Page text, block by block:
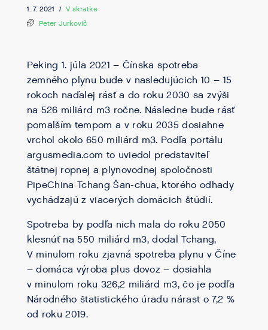
1. 7. 2021 / V skratke
Peter Jurkovič
Peking 1. júla 2021 – Čínska spotreba
zemného plynu bude v nasledujúcich 10 – 15
rokoch naďalej rásť a do roku 2030 sa zvýši
na 526 miliárd m3 ročne. Následne bude rásť
pomalším tempom a v roku 2035 dosiahne
vrchol okolo 650 miliárd m3. Podľa portálu
argusmedia.com to uviedol predstaviteľ
štátnej ropnej a plynovodnej spoločnosti
PipeChina Tchang Šan-chua, ktorého odhady
vychádzajú z viacerých domácich štúdií.
Spotreba by podľa nich mala do roku 2050
klesnúť na 550 miliárd m3, dodal Tchang,
V minulom roku zjavná spotreba plynu v Číne
– domáca výroba plus dovoz – dosiahla
v minulom roku 326,2 miliárd m3, čo je podľa
Národného štatistického úradu nárast o 7,2 %
od roku 2019.